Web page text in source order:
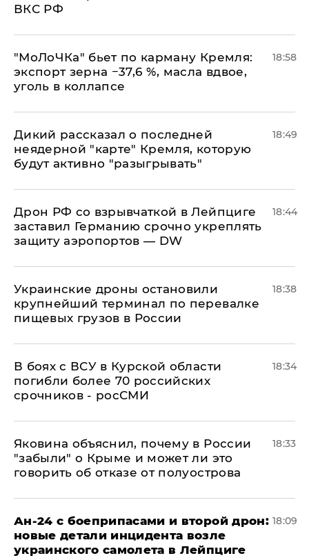
ВКС РФ
​"МоЛоЧКа" бьет по карману Кремля:
экспорт зерна −37,6 %, масла вдвое,
уголь в коллапсе
18:58
Дикий рассказал о последней
неядерной "карте" Кремля, которую
будут активно "разыгрывать"
18:49
​Дрон РФ со взрывчаткой в Лейпциге
заставил Германию срочно укреплять
защиту аэропортов — DW
18:44
Украинские дроны остановили
крупнейший терминал по перевалке
пищевых грузов в России
18:38
В боях с ВСУ в Курской области
погибли более 70 российских
срочников - росСМИ
18:34
Яковина объяснил, почему в России
"забыли" о Крыме и может ли это
говорить об отказе от полуострова
18:33
Ан-24 с боеприпасами и второй дрон:
новые детали инцидента возле
украинского самолета в Лейпциге
18:09